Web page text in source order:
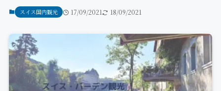
スイス国内観光 17/09/2021 18/09/2021